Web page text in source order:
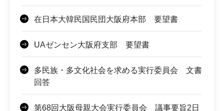
在日本大韓民国民団大阪府本部 要望書
UAゼンセン大阪府支部 要望書
多民族・多文化社会を求める実行委員会 文書
回答
第68回大阪母親大会実行委員会 議事要旨2日